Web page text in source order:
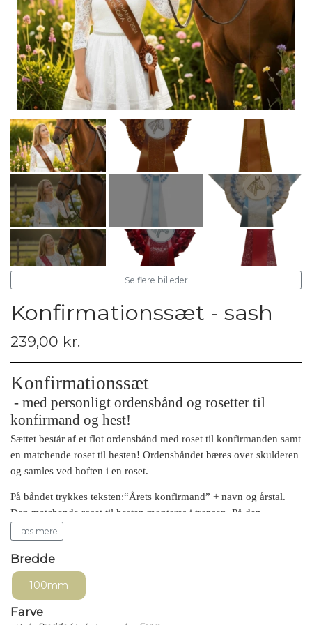
Se flere billeder
Konfirmationssæt - sash
239,00 kr.
Konfirmationssæt
- med personligt ordensbånd og rosetter til
konfirmand og hest!
Sættet består af et flot ordensbånd med roset til konfirmanden samt
en matchende roset til hesten! Ordensbåndet bæres over skulderen
og samles ved hoften i en roset.
På båndet trykkes teksten:“Årets konfirmand” + navn og årstal.
Den matchende roset til hesten monteres i trensen. På den
midterste hale på hesterosetten kan der også trykkes tekst – fx
og gennemført udtryk og skaber nogle helt særlige billeder fra
dagen.
Sættet indeholder
Læs mere
Bredde
100mm
Farve